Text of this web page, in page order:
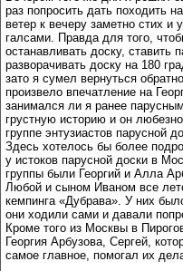
раз попросить дать походить
ветер к вечеру заметно стих и
галсами. Правда для того,
останавливать доску, ставить
разворачивать доску на 180
зато я сумел вернуться
произвело впечатление на
занимался ли я ранее
грустную историю и он
группе энтузиастов парусной
Здесь хотелось бы более
у истоков парусной доски в
группы были Георгий и Алла
Любой и сыном Иваном все
кемпинга «Дубрава». У них
они ходили сами и давали
Кроме того из Москвы в
Георгия Арбузова, Сергей,
самое главное, помогал их